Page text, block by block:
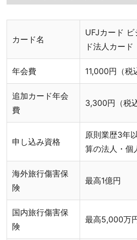
カード名
UFJカード
ド法人カード
年会費 11,000円（税
追加カード年会
費
3,300円（税込
申し込み資格
原則業歴3年
算の法人・個
海外旅行傷害保
険
最高1億円
国内旅行傷害保
険
最高5,000万